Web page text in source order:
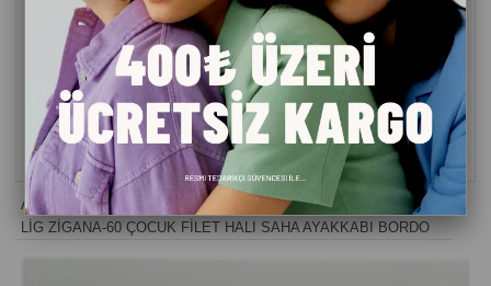
Anasayfa> Krampon Halı saha
LİG ZİGANA-60 ÇOCUK FİLET HALI SAHA AYAKKABI BORDO